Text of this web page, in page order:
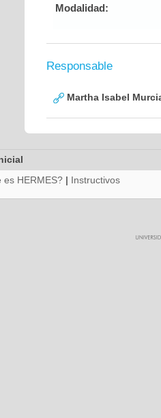
Modalidad:
Responsable
Martha Isabel
es HERMES? | Instructivos